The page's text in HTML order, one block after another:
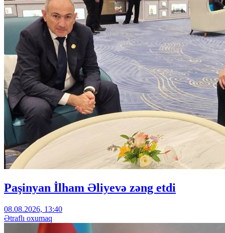
Paşinyan İlham Əliyevə zəng etdi
08.08.2026, 13:40
Ətraflı oxumaq